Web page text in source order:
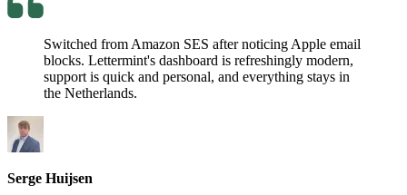
Switched from Amazon SES after noticing Apple email
blocks. Lettermint's dashboard is refreshingly modern,
support is quick and personal, and everything stays in
the Netherlands.
Serge Huijsen